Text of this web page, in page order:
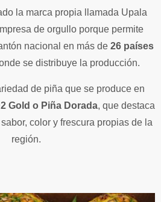
la marca propia llamada Upala
de orgullo porque permite
nacional en más de 26 países
se distribuye la producción.
de piña que se produce en
Gold o Piña Dorada, que destaca
color y frescura propias de la
región.